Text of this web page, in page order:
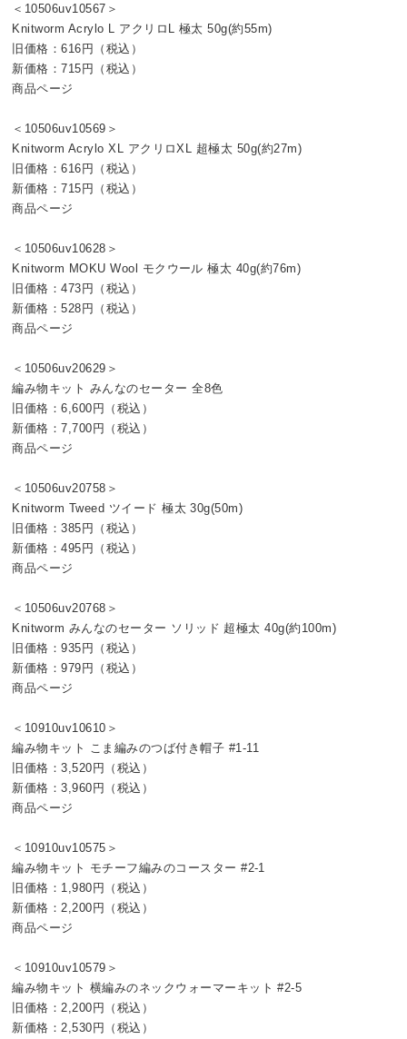
＜10506uv10567＞
Knitworm Acrylo L アクリロL 極太 50g(約55m)
旧価格：616円（税込）
新価格：715円（税込）
商品ページ
＜10506uv10569＞
Knitworm Acrylo XL アクリロXL 超極太 50g(約27m)
旧価格：616円（税込）
新価格：715円（税込）
商品ページ
＜10506uv10628＞
Knitworm MOKU Wool モクウール 極太 40g(約76m)
旧価格：473円（税込）
新価格：528円（税込）
商品ページ
＜10506uv20629＞
編み物キット みんなのセーター 全8色
旧価格：6,600円（税込）
新価格：7,700円（税込）
商品ページ
＜10506uv20758＞
Knitworm Tweed ツイード 極太 30g(50m)
旧価格：385円（税込）
新価格：495円（税込）
商品ページ
＜10506uv20768＞
Knitworm みんなのセーター ソリッド 超極太 40g(約100m)
旧価格：935円（税込）
新価格：979円（税込）
商品ページ
＜10910uv10610＞
編み物キット こま編みのつば付き帽子 #1-11
旧価格：3,520円（税込）
新価格：3,960円（税込）
商品ページ
＜10910uv10575＞
編み物キット モチーフ編みのコースター #2-1
旧価格：1,980円（税込）
新価格：2,200円（税込）
商品ページ
＜10910uv10579＞
編み物キット 横編みのネックウォーマーキット #2-5
旧価格：2,200円（税込）
新価格：2,530円（税込）